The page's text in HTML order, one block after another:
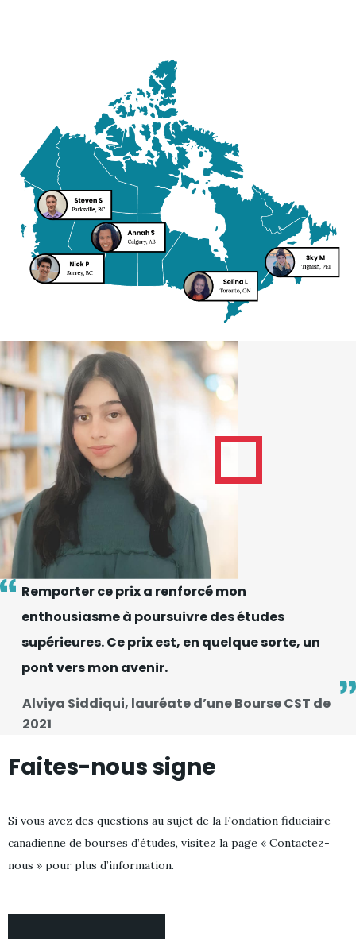
Remporter ce prix a renforcé mon
enthousiasme à poursuivre des études
supérieures. Ce prix est, en quelque sorte, un
pont vers mon avenir.
Alviya Siddiqui, lauréate d’une Bourse CST de
2021
Faites-nous signe
Si vous avez des questions au sujet de la Fondation fiduciaire
canadienne de bourses d’études, visitez la page « Contactez-
nous » pour plus d’information.